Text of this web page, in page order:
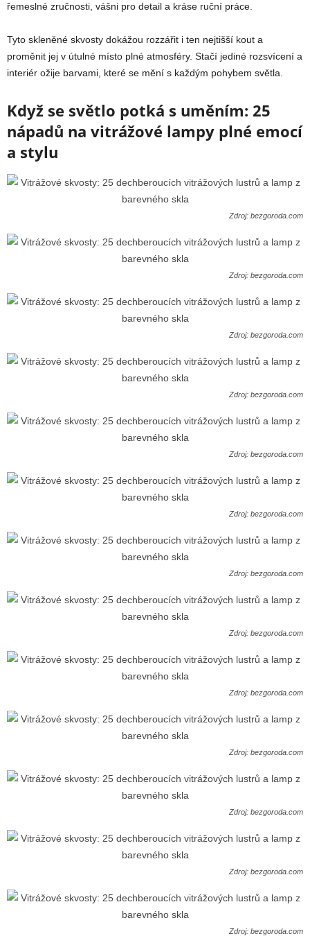
řemeslné zručnosti, vášni pro detail a kráse ruční práce.
Tyto skleněné skvosty dokážou rozzářit i ten nejtišší kout a
proměnit jej v útulné místo plné atmosféry. Stačí jediné rozsvícení a
interiér ožije barvami, které se mění s každým pohybem světla.
Když se světlo potká s uměním: 25
nápadů na vitrážové lampy plné emocí
a stylu
Zdroj: bezgoroda.com
Zdroj: bezgoroda.com
Zdroj: bezgoroda.com
Zdroj: bezgoroda.com
Zdroj: bezgoroda.com
Zdroj: bezgoroda.com
Zdroj: bezgoroda.com
Zdroj: bezgoroda.com
Zdroj: bezgoroda.com
Zdroj: bezgoroda.com
Zdroj: bezgoroda.com
Zdroj: bezgoroda.com
Zdroj: bezgoroda.com